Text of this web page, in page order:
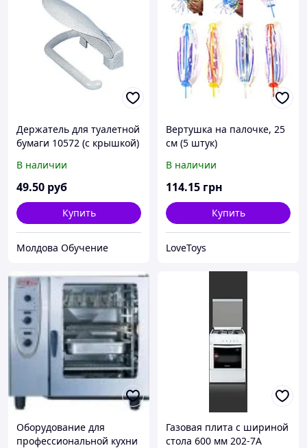
Держатель для туалетной
бумаги 10572 (с крышкой)
В наличии
49.50 руб
Купить
Молдова Обучение
Вертушка на палочке, 25
см (5 штук)
В наличии
114.15 грн
Купить
LoveToys
Оборудование для
профессиональной кухни
Газовая плита с шириной
стола 600 мм 202-7А